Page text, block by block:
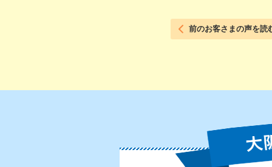
前のお客さまの声を読